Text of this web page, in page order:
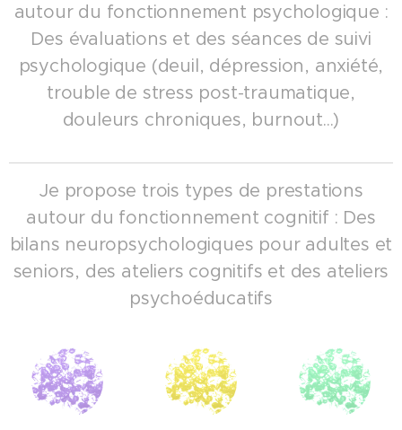
autour du fonctionnement psychologique :
Des évaluations et des séances de suivi
psychologique (deuil, dépression, anxiété,
trouble de stress post-traumatique,
douleurs chroniques, burnout...)
Je propose trois types de prestations
autour du fonctionnement cognitif : Des
bilans neuropsychologiques pour adultes et
seniors, des ateliers cognitifs et des ateliers
psychoéducatifs